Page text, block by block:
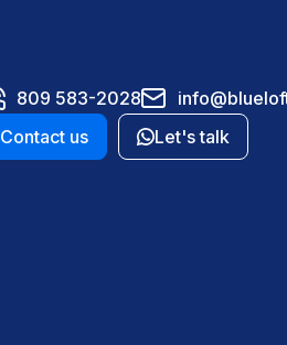
809 583-2028
Contact us
Let's talk